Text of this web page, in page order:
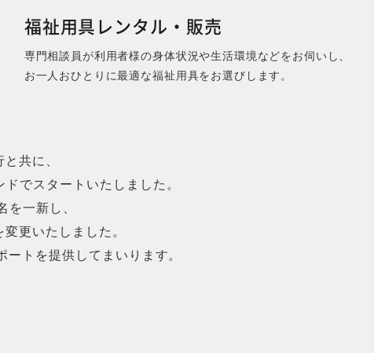
福祉用具レンタル・販売
専門相談員が利用者様の身体状況や生活環境などをお伺いし、
お一人おひとりに最適な福祉用具をお選びします。
共に、
でスタートいたしました。
一新し、
更いたしました。
ートを提供してまいります。